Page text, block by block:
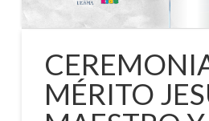
MÉRITO